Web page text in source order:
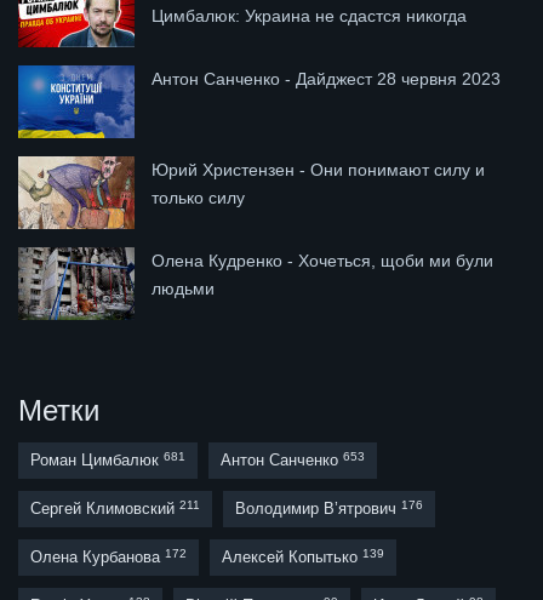
Цимбалюк: Украина не сдастся никогда
Антон Санченко - Дайджест 28 червня 2023
Юрий Христензен - Они понимают силу и
только силу
Олена Кудренко - Хочеться, щоби ми були
людьми
Метки
Роман Цимбалюк 681 Антон Санченко 653
Сергей Климовский 211 Володимир В’ятрович 176
Олена Курбанова 172 Алексей Копытько 139